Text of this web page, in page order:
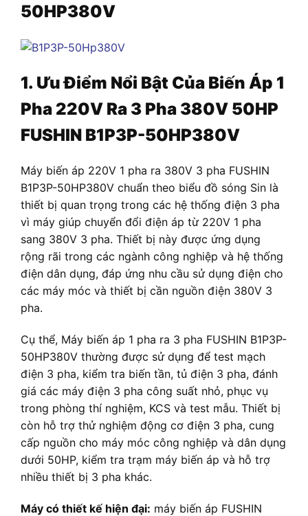
50HP380V
1. Ưu Điểm Nổi Bật Của Biến Áp 1
Pha 220V Ra 3 Pha 380V 50HP
FUSHIN B1P3P-50HP380V
Máy biến áp 220V 1 pha ra 380V 3 pha FUSHIN
B1P3P-50HP380V chuẩn theo biểu đồ sóng Sin là
thiết bị quan trọng trong các hệ thống điện 3 pha
vì máy giúp chuyển đổi điện áp từ 220V 1 pha
sang 380V 3 pha. Thiết bị này được ứng dụng
rộng rãi trong các ngành công nghiệp và hệ thống
điện dân dụng, đáp ứng nhu cầu sử dụng điện cho
các máy móc và thiết bị cần nguồn điện 380V 3
pha.
Cụ thể, Máy biến áp 1 pha ra 3 pha FUSHIN B1P3P-
50HP380V thường được sử dụng để test mạch
điện 3 pha, kiểm tra biến tần, tủ điện 3 pha, đánh
giá các máy điện 3 pha công suất nhỏ, phục vụ
trong phòng thí nghiệm, KCS và test mẫu. Thiết bị
còn hỗ trợ thử nghiệm động cơ điện 3 pha, cung
cấp nguồn cho máy móc công nghiệp và dân dụng
dưới 50HP, kiểm tra trạm máy biến áp và hỗ trợ
nhiều thiết bị 3 pha khác.
Máy có thiết kế hiện đại: máy biến áp FUSHIN